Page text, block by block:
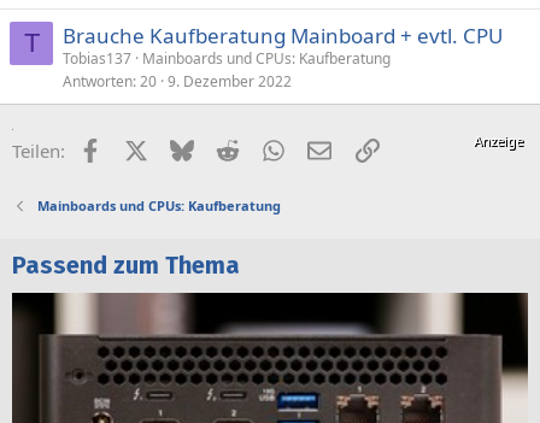
p
T Brauche Kaufberatung Mainboard + evtl. CPU
Tobias137 Mainboards und CPUs: Kaufberatung
Antworten 20 9. Dezember 2022
Teilen: FacebookX (Twitter)
BlueskyRedditWhatsApp
E-MailLink
Mainboards und CPUs: Kaufberatung
Passend zum Thema